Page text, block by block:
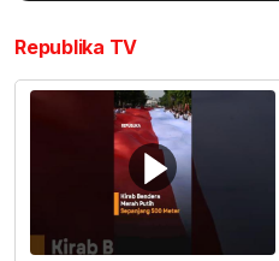
Republika TV